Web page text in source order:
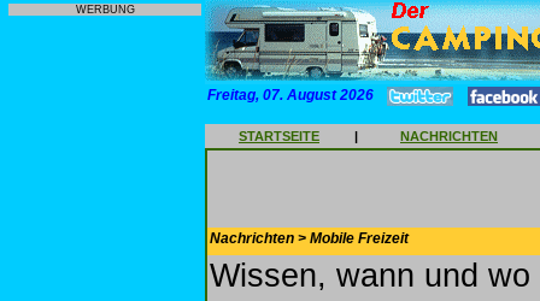
WERBUNG
Freitag, 07. August 2026
STARTSEITE | NACHRICHTEN
Nachrichten > Mobile Freizeit
Wissen, wann und